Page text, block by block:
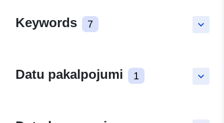
keyboard_arrow_down
Keywords 7
keyboard_arrow_down
Datu pakalpojumi 1